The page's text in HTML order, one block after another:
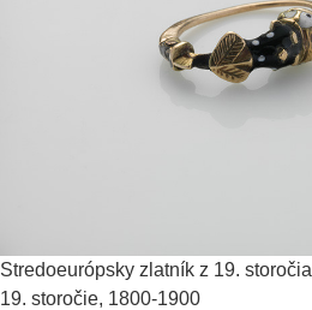
Stredoeurópsky zlatník z 19. storočia
19. storočie, 1800-1900